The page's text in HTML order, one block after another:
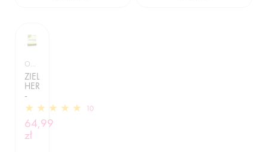
OLIMP / POBUDZENIE
ZIELONA
HERBATA
-
60KAP
10
64,99
zł